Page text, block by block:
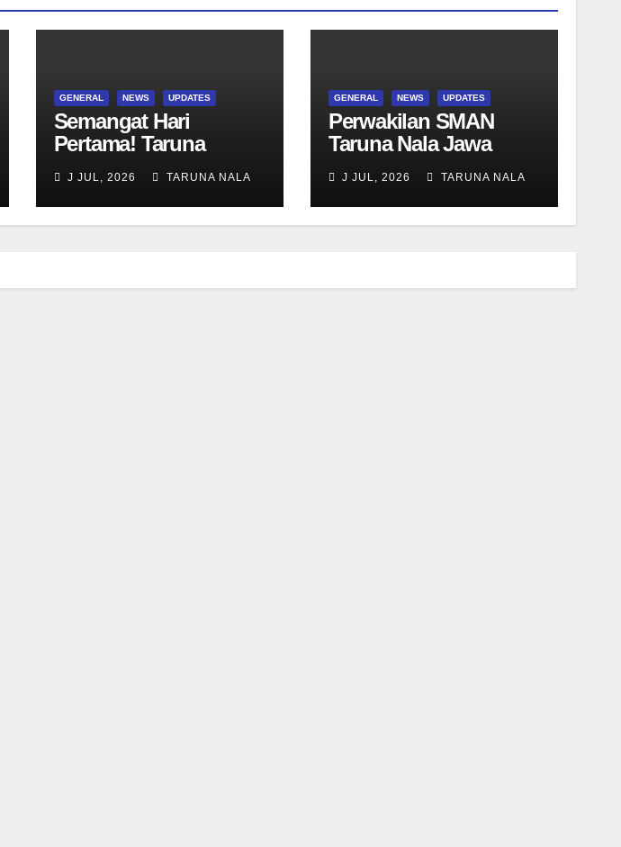
GENERAL NEWS UPDATES
Semangat Hari
Pertama! Taruna
aktivitas bersama Wali
Kelas dan Tes
Asesmen Diagnostik
J JUL, 2026 TARUNA NALA
GENERAL NEWS UPDATES
Perwakilan SMAN
Taruna Nala Jawa
Camp di Da-Yeh
University, Taiwan
J JUL, 2026 TARUNA NALA